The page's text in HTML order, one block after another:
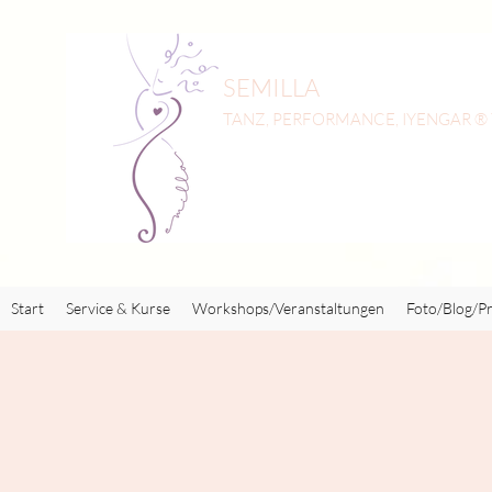
SEMILLA
TANZ, PERFORMANCE, IYENGAR ®
Start Service & Kurse Workshops/Veranstaltungen Foto/Blog/